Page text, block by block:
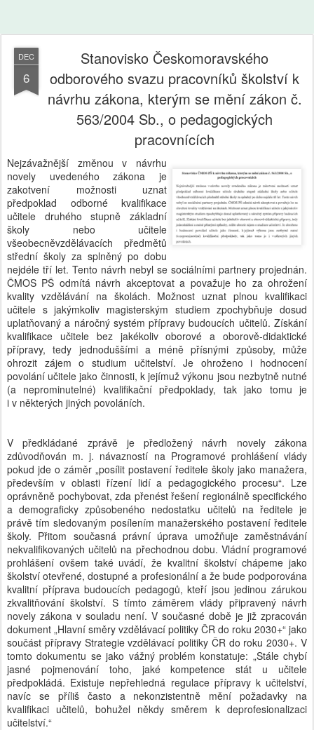
DEC
6
Stanovisko Českomoravského
odborového svazu pracovníků školství k
návrhu zákona, kterým se mění zákon č.
563/2004 Sb., o pedagogických
pracovnících
Nejzávažnější změnou v návrhu
novely uvedeného zákona je
zakotvení možnosti uznat
předpoklad odborné kvalifikace
učitele druhého stupně základní
školy nebo učitele
všeobecněvzdělávacích předmětů
střední školy za splněný po dobu
nejdéle tří let. Tento návrh nebyl se sociálními partnery projednán.
ČMOS PŠ odmítá návrh akceptovat a považuje ho za ohrožení
kvality vzdělávání na školách. Možnost uznat plnou kvalifikaci
učitele s jakýmkoliv magisterským studiem zpochybňuje dosud
uplatňovaný a náročný systém přípravy budoucích učitelů. Získání
kvalifikace učitele bez jakékoliv oborové a oborově-didaktické
přípravy, tedy jednoduššími a méně přísnými způsoby, může
ohrozit zájem o studium učitelství. Je ohroženo i hodnocení
povolání učitele jako činnosti, k jejímuž výkonu jsou nezbytně nutné
(a neprominutelné) kvalifikační předpoklady, tak jako tomu je
i v některých jiných povoláních.
V předkládané zprávě je předložený návrh novely zákona
zdůvodňován m. j. návazností na Programové prohlášení vlády
pokud jde o záměr „posílit postavení ředitele školy jako manažera,
především v oblasti řízení lidí a pedagogického procesu“. Lze
oprávněně pochybovat, zda přenést řešení regionálně specifického
a demograficky způsobeného nedostatku učitelů na ředitele je
právě tím sledovaným posílením manažerského postavení ředitele
školy. Přitom současná právní úprava umožňuje zaměstnávání
nekvalifikovaných učitelů na přechodnou dobu. Vládní programové
prohlášení ovšem také uvádí, že kvalitní školství chápeme jako
školství otevřené, dostupné a profesionální a že bude podporována
kvalitní příprava budoucích pedagogů, kteří jsou jedinou zárukou
zkvalitňování školství. S tímto záměrem vlády připravený návrh
novely zákona v souladu není. V současné době je již zpracován
dokument „Hlavní směry vzdělávací politiky ČR do roku 2030+“ jako
součást přípravy Strategie vzdělávací politiky ČR do roku 2030+. V
tomto dokumentu se jako vážný problém konstatuje: „Stále chybí
jasné pojmenování toho, jaké kompetence stát u učitele
předpokládá. Existuje nepřehledná regulace přípravy k učitelství,
navíc se příliš často a nekonzistentně mění požadavky na
kvalifikaci učitelů, bohužel někdy směrem k deprofesionalizaci
učitelství.“